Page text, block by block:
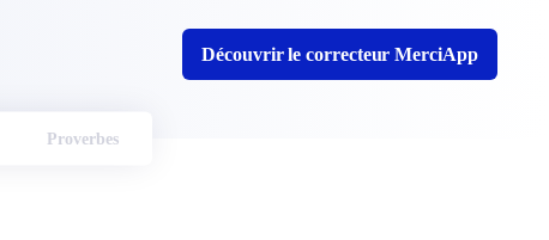
Découvrir le correcteur MerciApp
Proverbes